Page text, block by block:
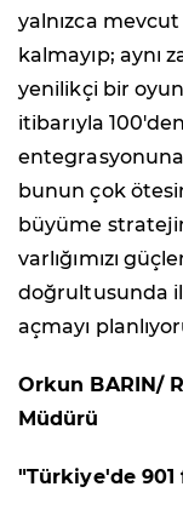
yalnızca
kalmayıp; aynı
yenilikçi bir
itibarıyla
bunun çok
büyüme
varlığımızı
doğrultusunda
açmayı
Orkun BARIN/
Müdürü
"Türkiye'de